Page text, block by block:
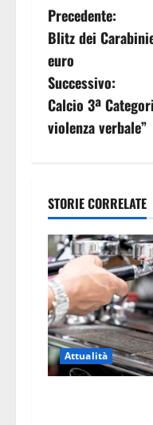
N
a
v
i
z
i
o
n
e
Precedente:
Blitz dei
euro
Successivo:
Calcio 3ª
violenza verbale”
STORIE CORRELATE
Attualità